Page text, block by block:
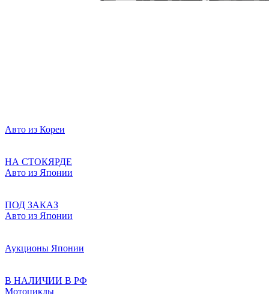
Авто из Кореи
НА СТОКЯРДЕ
Авто из Японии
ПОД ЗАКАЗ
Авто из Японии
Аукционы Японии
В НАЛИЧИИ В РФ
Мотоциклы